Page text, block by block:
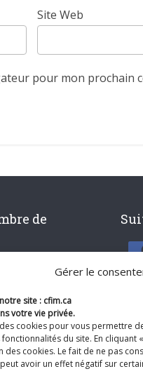
Gérer le
site : cfim.ca
votre vie privée.
cookies pour vous permettre
du site. En cliquant
des cookies. Le fait de ne pas
avoir un effet négatif sur
Site Web
pour mon prochain
de